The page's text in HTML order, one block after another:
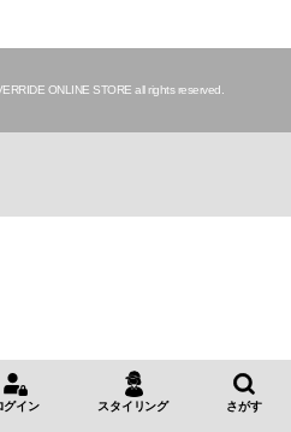
ONLINE STORE all rights reserved.
グイン スタイリング さがす